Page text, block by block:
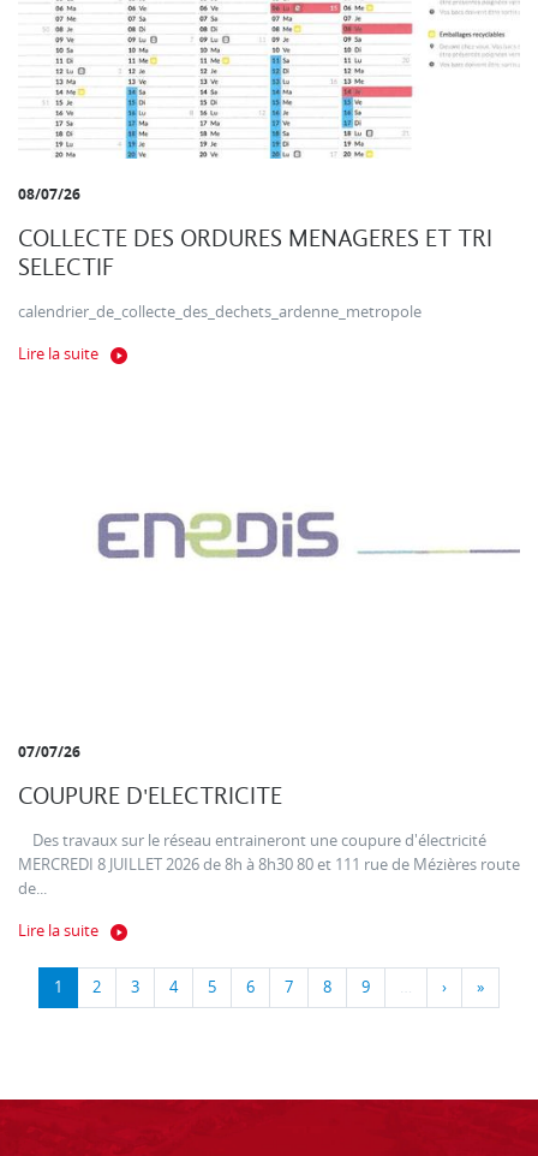
08/07/26
COLLECTE DES ORDURES MENAGERES ET TRI
SELECTIF
calendrier_de_collecte_des_dechets_ardenne_metropole
Lire la suite
07/07/26
COUPURE D'ELECTRICITE
Des travaux sur le réseau entraineront une coupure d'électricité
MERCREDI 8 JUILLET 2026 de 8h à 8h30 80 et 111 rue de Mézières route
de...
Lire la suite
1 2 3 4 5 6 7 8 9 … › »